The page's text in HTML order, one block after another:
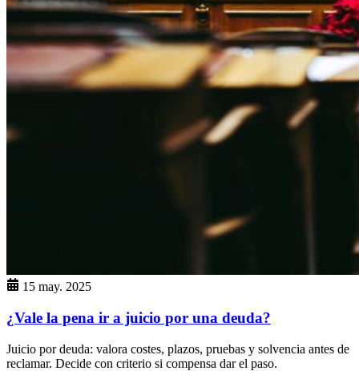
15 may. 2025
¿Vale la pena ir a juicio por una deuda?
Juicio por deuda: valora costes, plazos, pruebas y solvencia antes de
reclamar. Decide con criterio si compensa dar el paso.